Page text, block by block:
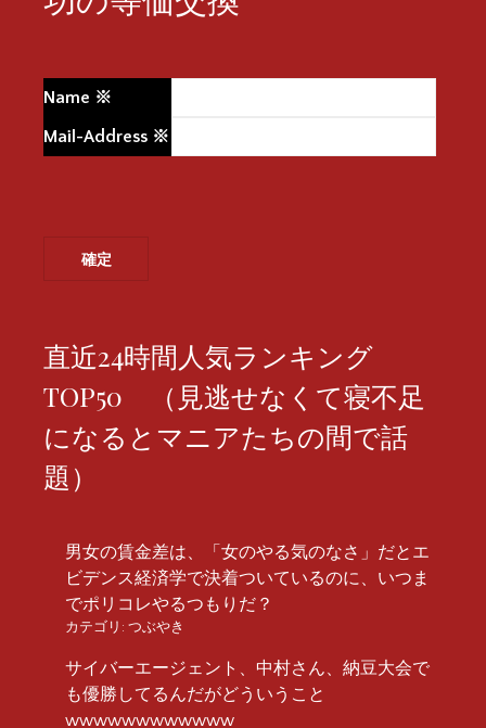
Name ※
Mail-Address ※
直近24時間人気ランキング
TOP50 （見逃せなくて寝不足
になるとマニアたちの間で話
題）
男女の賃金差は、「女のやる気のなさ」だとエ
ビデンス経済学で決着ついているのに、いつま
でポリコレやるつもりだ？
カテゴリ: つぶやき
サイバーエージェント、中村さん、納豆大会で
も優勝してるんだがどういうこと
wwwwwwwwwwww